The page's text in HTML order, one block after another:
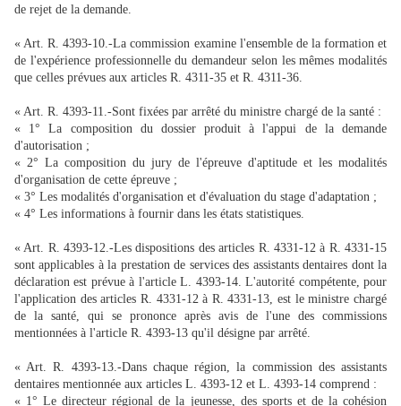
de rejet de la demande.
« Art. R. 4393-10.-La commission examine l'ensemble de la formation et
de l'expérience professionnelle du demandeur selon les mêmes modalités
que celles prévues aux articles R. 4311-35 et R. 4311-36.
« Art. R. 4393-11.-Sont fixées par arrêté du ministre chargé de la santé :
« 1° La composition du dossier produit à l'appui de la demande
d'autorisation ;
« 2° La composition du jury de l'épreuve d'aptitude et les modalités
d'organisation de cette épreuve ;
« 3° Les modalités d'organisation et d'évaluation du stage d'adaptation ;
« 4° Les informations à fournir dans les états statistiques.
« Art. R. 4393-12.-Les dispositions des articles R. 4331-12 à R. 4331-15
sont applicables à la prestation de services des assistants dentaires dont la
déclaration est prévue à l'article L. 4393-14. L'autorité compétente, pour
l'application des articles R. 4331-12 à R. 4331-13, est le ministre chargé
de la santé, qui se prononce après avis de l'une des commissions
mentionnées à l'article R. 4393-13 qu'il désigne par arrêté.
« Art. R. 4393-13.-Dans chaque région, la commission des assistants
dentaires mentionnée aux articles L. 4393-12 et L. 4393-14 comprend :
« 1° Le directeur régional de la jeunesse, des sports et de la cohésion